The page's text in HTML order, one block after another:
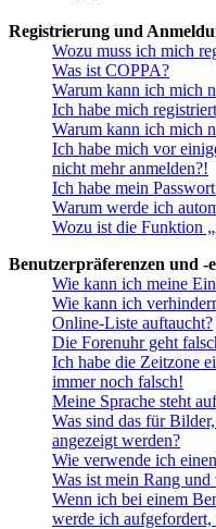
Registrierung und
Wozu muss ich mich
Was ist COPPA?
Warum kann ich mich
Ich habe mich
Warum kann ich mich
Ich habe mich vor
nicht mehr anmelden?!
Ich habe mein
Warum werde ich
Wozu ist die Funktion
Benutzerpräferenzen und -
Wie kann ich meine
Wie kann ich
Online-Liste auftaucht?
Die Forenuhr geht
Ich habe die Zeitzone
immer noch falsch!
Meine Sprache steht
Was sind das für
angezeigt werden?
Wie verwende ich
Was ist mein Rang
Wenn ich bei einem
werde ich aufgefordert,